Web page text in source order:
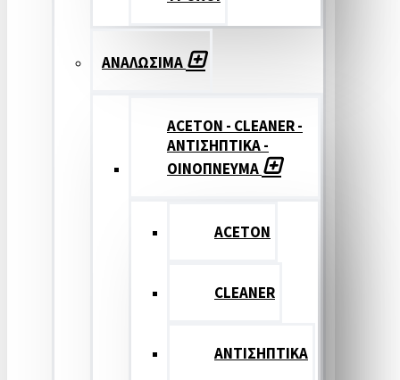
ΑΝΑΛΩΣΙΜΑ
ACETON - CLEANER -
ΑΝΤΙΣΗΠΤΙΚΑ -
ΟΙΝΟΠΝΕΥΜΑ
ACETON
CLEANER
ΑΝΤΙΣΗΠΤΙΚΑ